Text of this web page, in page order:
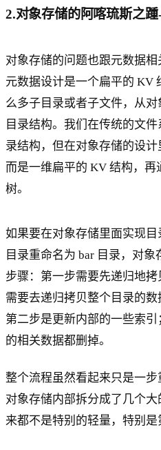
2.对象存储的阿喀琉斯之
对象存储的问题也跟元数据
元数据设计是一个扁平的 KV
么多子目录或者子文件，从
目录结构。我们在传统的文
录结构，但在对象存储的设计
而是一维扁平的 KV 结构，
树。
如果要在对象存储里面实现
目录重命名为 bar 目录，对
步骤：第一步需要先递归地
需要去递归拷贝整个目录的数
第二步是更新内部的一些索
的相关数据都删掉。
整个流程虽然看起来只是一
对象存储内部拆分成了几个
来都不是特别的轻量，特别是